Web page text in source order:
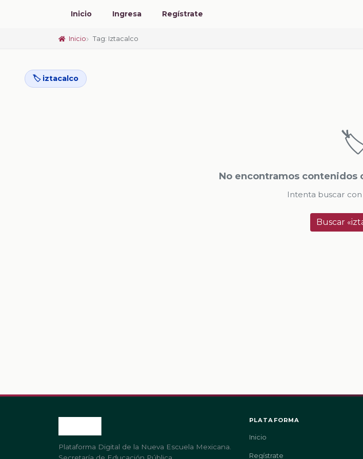
Inicio Ingresa Regístrate
Inicio Tag: Iztacalco
🏷️ iztacalco
No encontramos contenidos
Intenta buscar
Buscar
Plataforma Digital de la Nueva Escuela Mexicana.
PLATAFORMA
Inicio
Regístrate